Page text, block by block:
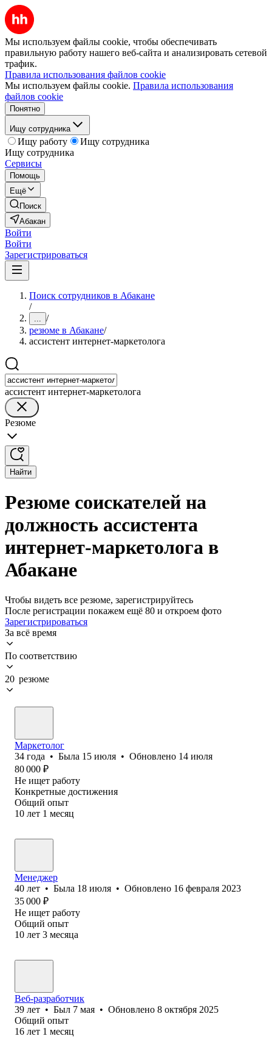
Мы используем файлы cookie, чтобы обеспечивать
правильную работу нашего веб-сайта и анализировать сетевой
трафик.
Правила использования файлов cookie
Мы используем файлы cookie. Правила использования
файлов cookie
Понятно
Ищу сотрудника
Ищу работу
Ищу сотрудника
Ищу сотрудника
Сервисы
Помощь
Ещё
Поиск
Абакан
Войти
Войти
Зарегистрироваться
Поиск сотрудников в Абакане
/
... /
резюме в Абакане/
ассистент интернет-маркетолога
ассистент интернет-маркетолога
Резюме
Найти
Резюме соискателей на
должность ассистента
интернет-маркетолога в
Абакане
Чтобы видеть все резюме, зарегистрируйтесь
После регистрации покажем ещё 80 и откроем фото
Зарегистрироваться
За всё время
По соответствию
20 резюме
Маркетолог
34 года • Была 15 июля • Обновлено 14 июля
80 000 ₽
Не ищет работу
Конкретные достижения
Общий опыт
10 лет 1 месяц
Менеджер
40 лет • Была 18 июля • Обновлено 16 февраля 2023
35 000 ₽
Не ищет работу
Общий опыт
10 лет 3 месяца
Веб-разработчик
39 лет • Был 7 мая • Обновлено 8 октября 2025
Общий опыт
16 лет 1 месяц